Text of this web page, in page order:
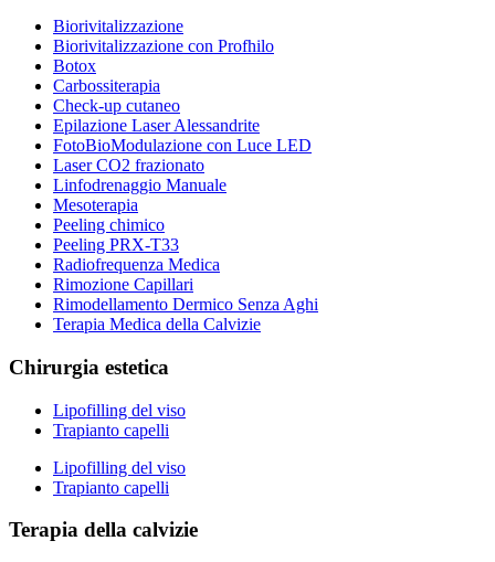
Biorivitalizzazione
Biorivitalizzazione con Profhilo
Botox
Carbossiterapia
Check-up cutaneo
Epilazione Laser Alessandrite
FotoBioModulazione con Luce LED
Laser CO2 frazionato
Linfodrenaggio Manuale
Mesoterapia
Peeling chimico
Peeling PRX-T33
Radiofrequenza Medica
Rimozione Capillari
Rimodellamento Dermico Senza Aghi
Terapia Medica della Calvizie
Chirurgia estetica
Lipofilling del viso
Trapianto capelli
Lipofilling del viso
Trapianto capelli
Terapia della calvizie